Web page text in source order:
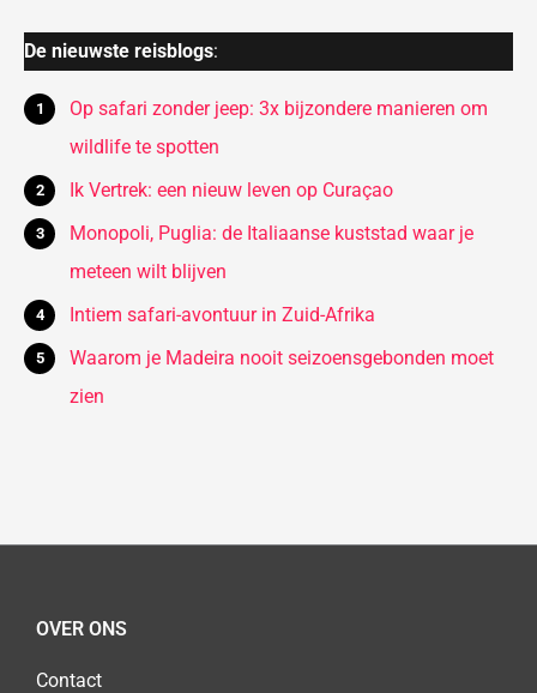
De nieuwste reisblogs:
Op safari zonder jeep: 3x bijzondere manieren om
wildlife te spotten
Ik Vertrek: een nieuw leven op Curaçao
Monopoli, Puglia: de Italiaanse kuststad waar je
meteen wilt blijven
Intiem safari-avontuur in Zuid-Afrika
Waarom je Madeira nooit seizoensgebonden moet
zien
OVER ONS
Contact